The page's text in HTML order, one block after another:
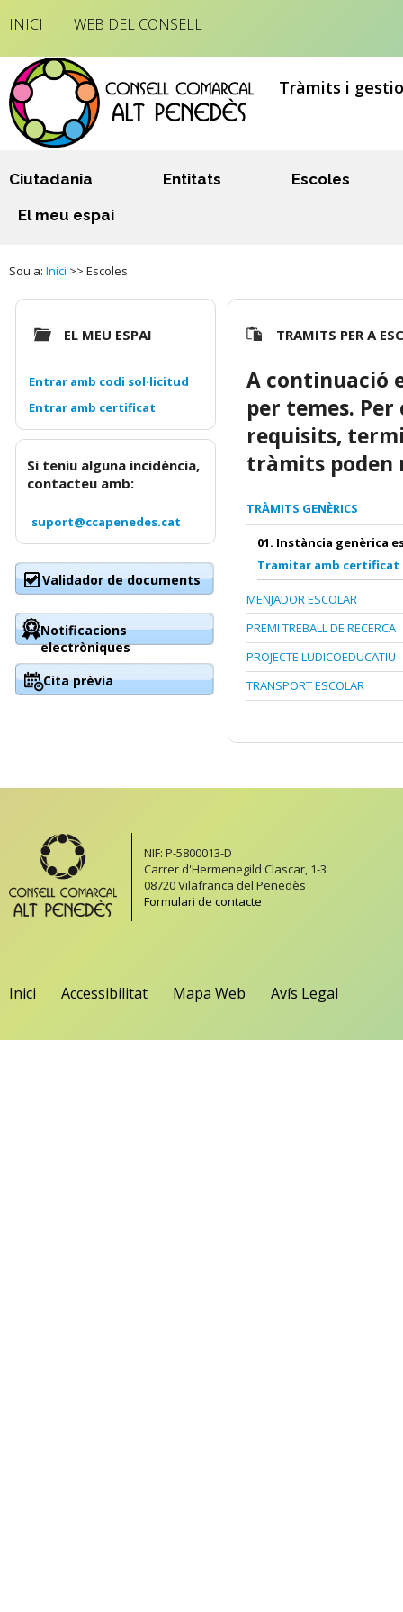
INICI WEB DEL CONSELL
Tràmits i
Ciutadania Entitats
Escoles
El meu espai
Sou a: Inici >> Escoles
TRAMITS PER A
A continuació
per temes.
requisits,
tràmits poden
TRÀMITS GENÈRICS
01. Instància genèrica
Tramitar amb certificat
MENJADOR ESCOLAR
PREMI TREBALL DE RECERCA
PROJECTE LUDICOEDUCATIU
TRANSPORT ESCOLAR
EL MEU ESPAI
Entrar amb codi sol·licitud
Si teniu alguna incidència,
contacteu amb:
suport@ccapenedes.cat
Validador de documents
Notificacions
electròniques
Cita prèvia
NIF: P-5800013-D
Carrer d'Hermenegild Clascar, 1-3
08720 Vilafranca del Penedès
Formulari de contacte
Inici Accessibilitat Mapa Web Avís Legal